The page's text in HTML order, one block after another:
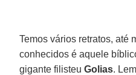
Temos vários retratos, até
conhecidos é aquele
gigante filisteuGolias.